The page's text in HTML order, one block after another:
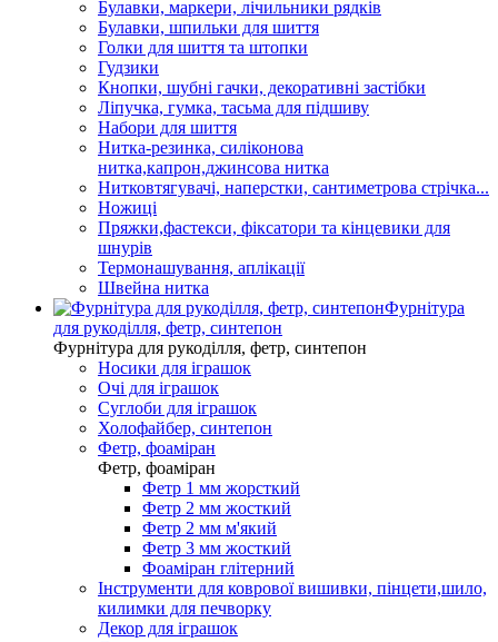
Булавки, маркери, лічильники рядків
Булавки, шпильки для шиття
Голки для шиття та штопки
Гудзики
Кнопки, шубні гачки, декоративні застібки
Ліпучка, гумка, тасьма для підшиву
Набори для шиття
Нитка-резинка, силіконова
нитка,капрон,джинсова нитка
Нитковтягувачі, наперстки, сантиметрова стрічка...
Ножиці
Пряжки,фастекси, фіксатори та кінцевики для
шнурів
Термонашування, аплікації
Швейна нитка
Фурнітура
для рукоділля, фетр, синтепон
Фурнітура для рукоділля, фетр, синтепон
Носики для іграшок
Очі для іграшок
Суглоби для іграшок
Холофайбер, синтепон
Фетр, фоаміран
Фетр, фоаміран
Фетр 1 мм жорсткий
Фетр 2 мм жосткий
Фетр 2 мм м'який
Фетр 3 мм жосткий
Фоаміран глітерний
Інструменти для коврової вишивки, пінцети,шило,
килимки для печворку
Декор для іграшок